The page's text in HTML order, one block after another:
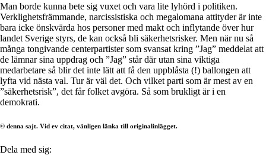
Man borde kunna bete sig vuxet och vara lite lyhörd i politiken.
Verklighetsfrämmande, narcissistiska och megalomana attityder är inte
bara icke önskvärda hos personer med makt och inflytande över hur
landet Sverige styrs, de kan också bli säkerhetsrisker. Men när nu så
många tongivande centerpartister som svansat kring ”Jag” meddelat att
de lämnar sina uppdrag och ”Jag” står där utan sina viktiga
medarbetare så blir det inte lätt att få den uppblåsta (!) ballongen att
lyfta vid nästa val. Tur är väl det. Och vilket parti som är mest av en
”säkerhetsrisk”, det får folket avgöra. Så som brukligt är i en
demokrati.
© denna sajt. Vid ev citat, vänligen länka till originalinlägget.
Dela med sig: